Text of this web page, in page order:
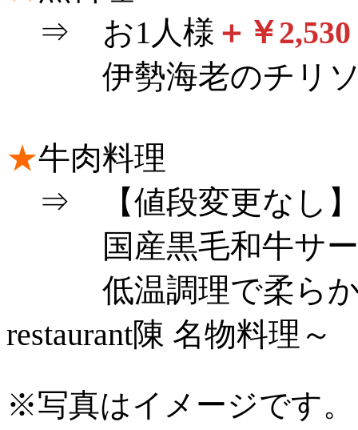
⇒ お1人様 ＋￥2,530
伊勢海老のチリソ
★牛肉料理
⇒ 【値段変更なし
国産黒毛和牛サー
低温調理で柔らかく
restaurant陳 名物料理～
※写真はイメージです。